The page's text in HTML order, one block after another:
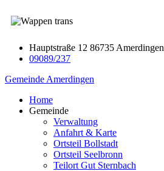
Hauptstraße 12 86735 Amerdingen
09089/237
Gemeinde Amerdingen
Home
Gemeinde
Verwaltung
Anfahrt & Karte
Ortsteil Bollstadt
Ortsteil Seelbronn
Teilort Gut Sternbach